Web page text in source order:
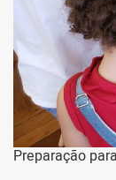
Preparação